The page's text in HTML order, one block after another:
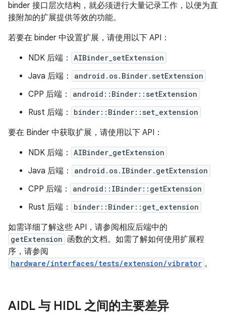
binder 接口层次结构，就必须进行大量记录工作，以便为直
接附加的扩展提供等效的功能。
若要在 binder 中设置扩展，请使用以下 API：
NDK 后端：
AIBinder_setExtension
Java 后端： android.os.Binder.setExtension
CPP 后端： android::Binder::setExtension
Rust 后端： binder::Binder::set_extension
要在 Binder 中获取扩展，请使用以下 API：
NDK 后端：
AIBinder_getExtension
Java 后端： android.os.IBinder.getExtension
CPP 后端： android::IBinder::getExtension
Rust 后端： binder::Binder::get_extension
如需详细了解这些 API，请参阅相应后端中的
getExtension 函数的文档。如需了解如何使用扩展程
序，请参阅
hardware/interfaces/tests/extension/vibrator 。
AIDL 与 HIDL 之间的主要差异